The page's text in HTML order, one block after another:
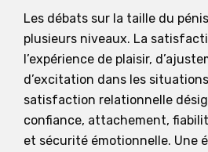
Les débats sur la taille du
plusieurs niveaux. La
l’expérience de plaisir,
d’excitation dans les
satisfaction relationnelle
confiance, attachement,
et sécurité émotionnelle. Une